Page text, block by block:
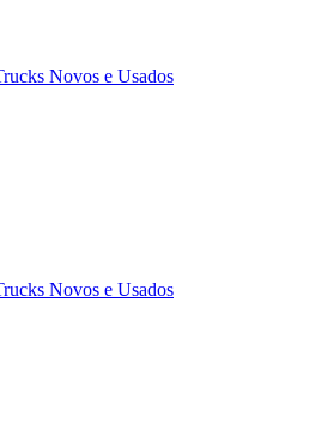
Novos e Usados
Novos e Usados